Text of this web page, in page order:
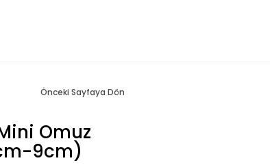
Önceki Sayfaya Dön
Omuz
9cm)